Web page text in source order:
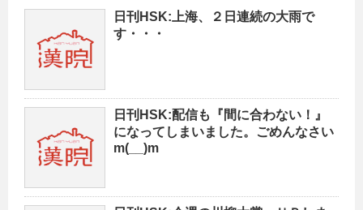
日刊HSK:上海、２日連続の大雨で
す・・・
日刊HSK:配信も『間に合わない！』
になってしまいました。ごめんなさい
m(__)m